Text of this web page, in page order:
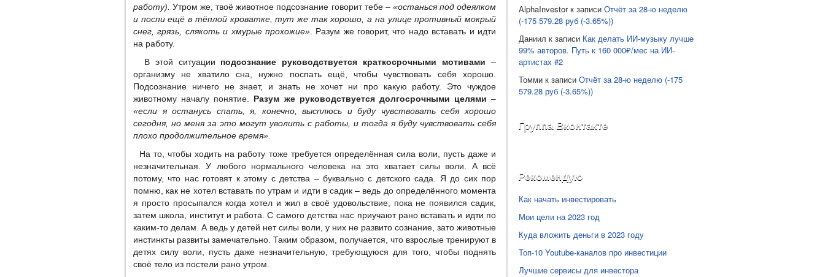
работу). Утром же, твоё животное подсознание говорит тебе – «останься под одеялком
и поспи ещё в тёплой кроватке, тут же так хорошо, а на улице противный мокрый
снег, грязь, слякоть и хмурые прохожие». Разум же говорит, что надо вставать и идти
на работу.
В этой ситуации подсознание руководствуется краткосрочными мотивами –
организму не хватило сна, нужно поспать ещё, чтобы чувствовать себя хорошо.
Подсознание ничего не знает, и знать не хочет ни про какую работу. Это чуждое
животному началу понятие. Разум же руководствуется долгосрочными целями –
«если я останусь спать, я, конечно, высплюсь и буду чувствовать себя хорошо
сегодня, но меня за это могут уволить с работы, и тогда я буду чувствовать себя
плохо продолжительное время».
На то, чтобы ходить на работу тоже требуется определённая сила воли, пусть даже и
незначительная. У любого нормального человека на это хватает силы воли. А всё
потому, что нас готовят к этому с детства – буквально с детского сада. Я до сих пор
помню, как не хотел вставать по утрам и идти в садик – ведь до определённого момента
я просто просыпался когда хотел и жил в своё удовольствие, пока не появился садик,
затем школа, институт и работа. С самого детства нас приучают рано вставать и идти по
каким-то делам. А ведь у детей нет силы воли, у них не развито сознание, зато животные
инстинкты развиты замечательно. Таким образом, получается, что взрослые тренируют в
детях силу воли, пусть даже незначительную, требующуюся для того, чтобы поднять
своё тело из постели рано утром.
AlphaInvestorк записи Отчёт за 28-ю неделю
(-175 579.28 руб (-3.65%))
Даниил к записи Как делать ИИ-музыку лучше
99% авторов. Путь к 160 000₽/мес на ИИ-
артистах #2
Томми к записи Отчёт за 28-ю неделю (-175
579.28 руб (-3.65%))
Группа Вконтакте
Рекомендую
Как начать инвестировать
Мои цели на 2023 год
Куда вложить деньги в 2023 году
Топ-10 Youtube-каналов про инвестиции
Лучшие сервисы для инвестора